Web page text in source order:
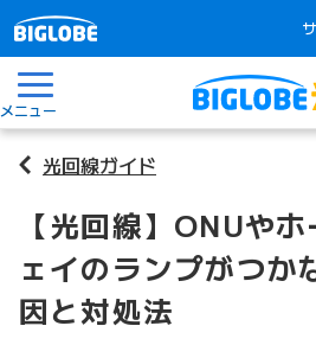
メニュー
光回線ガイド
【光回線】ONUや
ェイのランプがつか
因と対処法